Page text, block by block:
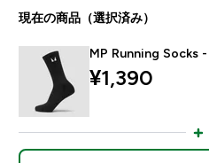
現在の商品（選択済み）
MP Running Socks
¥1,390‎